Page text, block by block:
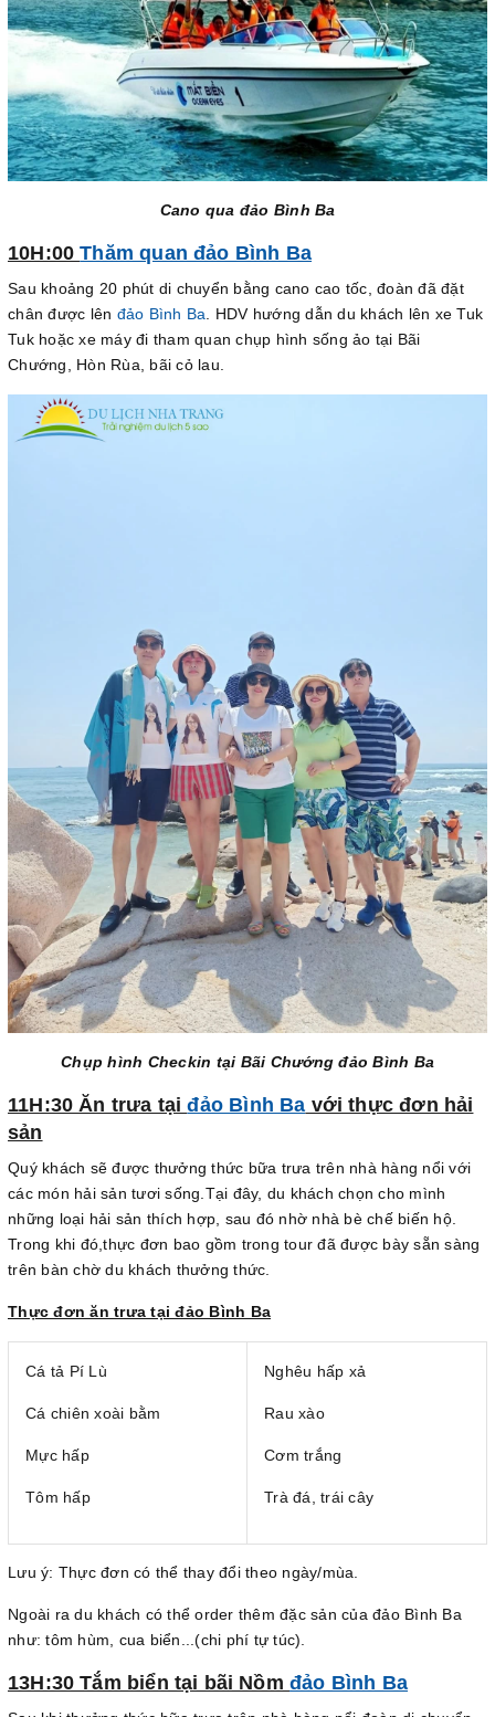
Cano qua đảo Bình Ba
10H:00Thăm quan đảo Bình Ba
Sau khoảng 20 phút di chuyển bằng cano cao tốc, đoàn đã đặt
chân được lên đảo Bình Ba . HDV hướng dẫn du khách lên xe Tuk
Tuk hoặc xe máy đi tham quan chụp hình sống ảo tại Bãi
Chướng, Hòn Rùa, bãi cỏ lau.
Chụp hình Checkin tại Bãi Chướng đảo Bình Ba
11H:30 Ăn trưa tạiđảo Bình Ba với thực đơn hải
sản
Quý khách sẽ được thưởng thức bữa trưa trên nhà hàng nổi với
các món hải sản tươi sống.Tại đây, du khách chọn cho mình
những loại hải sản thích hợp, sau đó nhờ nhà bè chế biến hộ.
Trong khi đó,thực đơn bao gồm trong tour đã được bày sẵn sàng
trên bàn chờ du khách thưởng thức.
Thực đơn ăn trưa tại đảo Bình Ba
Cá tả Pí Lù
Cá chiên xoài bằm
Mực hấp
Tôm hấp
Nghêu hấp xả
Rau xào
Cơm trắng
Trà đá, trái cây
Lưu ý: Thực đơn có thể thay đổi theo ngày/mùa.
Ngoài ra du khách có thể order thêm đặc sản của đảo Bình Ba
như: tôm hùm, cua biển...(chi phí tự túc).
13H:30 Tắm biển tại bãi Nồmđảo Bình Ba